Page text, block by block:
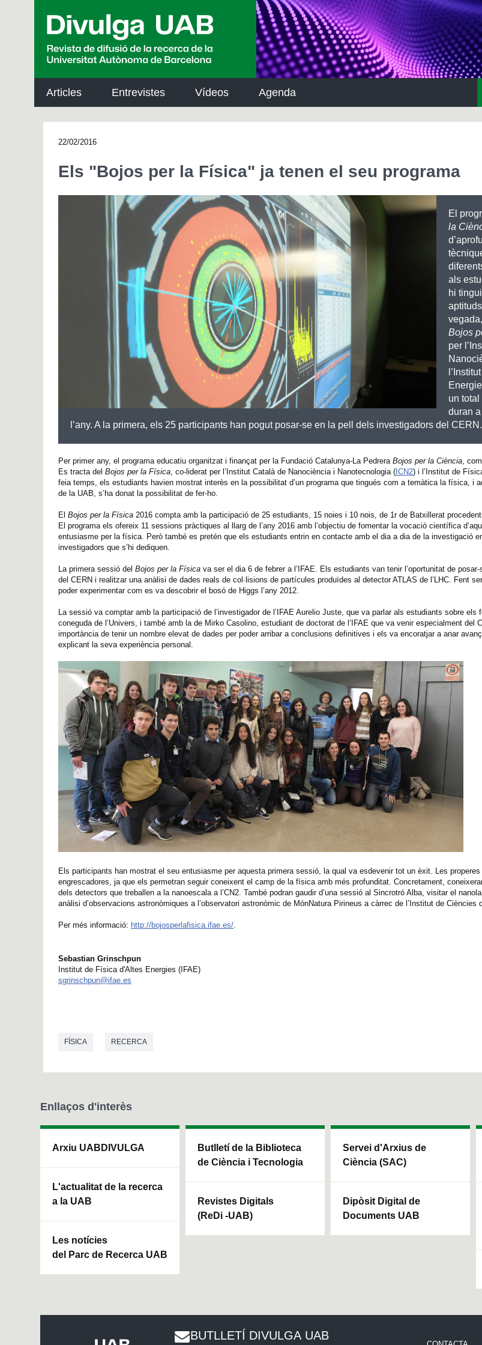
Articles Entrevistes Vídeos Agenda
22/02/2016
Els "Bojos per la Física" ja tenen el seu programa
El
la
als
hi
Bojos
per
un total
duran
l’any. A la primera, els 25 participants han pogut posar-se en la pell dels investigadors del CERN.
Per primer any, el programa educatiu organitzat i finançat per la Fundació Catalunya-La Pedrera Bojos per la Ciència,
Es tracta del Bojos per la Física, co-liderat per l’Institut Català de Nanociència i Nanotecnologia ( ICN2) i l’Institut de
feia temps, els estudiants havien mostrat interès en la possibilitat d’un programa que tingués com a temàtica la física, i
de la UAB, s’ha donat la possibilitat de fer-ho.
El Bojos per la Física 2016 compta amb la participació de 25 estudiants, 15 noies i 10 nois, de 1r de Batxillerat
El programa els ofereix 11 sessions pràctiques al llarg de l’any 2016 amb l’objectiu de fomentar la vocació científica
entusiasme per la física. Però també es pretén que els estudiants entrin en contacte amb el dia a dia de la investigació
investigadors que s’hi dediquen.
La primera sessió del Bojos per la Física va ser el dia 6 de febrer a l’IFAE. Els estudiants van tenir l’oportunitat de
del CERN i realitzar una anàlisi de dades reals de col·lisions de partícules produïdes al detector ATLAS de l’LHC. Fent
poder experimentar com es va descobrir el bosó de Higgs l’any 2012.
La sessió va comptar amb la participació de l’investigador de l’IFAE Aurelio Juste, que va parlar als estudiants sobre els
coneguda de l’Univers, i també amb la de Mirko Casolino, estudiant de doctorat de l’IFAE que va venir especialment del
importància de tenir un nombre elevat de dades per poder arribar a conclusions definitives i els va encoratjar a anar
explicant la seva experiència personal.
Els participants han mostrat el seu entusiasme per aquesta primera sessió, la qual va esdevenir tot un èxit. Les
engrescadores, ja que els permetran seguir coneixent el camp de la física amb més profunditat. Concretament,
dels detectors que treballen a la nanoescala a l’CN2. També podran gaudir d’una sessió al Sincrotró Alba, visitar el
anàlisi d’observacions astronòmiques a l’observatori astronòmic de MónNatura Pirineus a càrrec de l’Institut de Ciències
Per més informació: http://bojosperlafisica.ifae.es/
Sebastian Grinschpun
Institut de Física d'Altes Energies (IFAE)
sgrinschpun@ifae.es
FÍSICA RECERCA
Enllaços d'interès
Arxiu UABDIVULGA
L'actualitat de la recerca
a la UAB
Les notícies
del Parc de Recerca UAB
Butlletí de la Biblioteca
de Ciència i Tecnologia
Revistes Digitals
(ReDi -UAB)
Servei d'Arxius de
Ciència (SAC)
Dipòsit Digital de
Documents UAB
BUTLLETÍ DIVULGA UAB